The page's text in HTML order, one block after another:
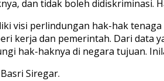
dan tidak boleh didiskriminasi.
visi perlindungan hak-hak
kerja dan pemerintah. Dari data
hak-haknya di negara tujuan.
Siregar.